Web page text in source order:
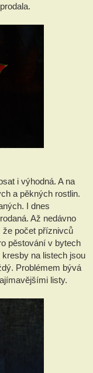
i výhodná. A na
a pěkných rostlin.
I dnes
Až nedávno
že počet příznivců
pěstování v bytech
na listech jsou
Problémem bývá
listy.